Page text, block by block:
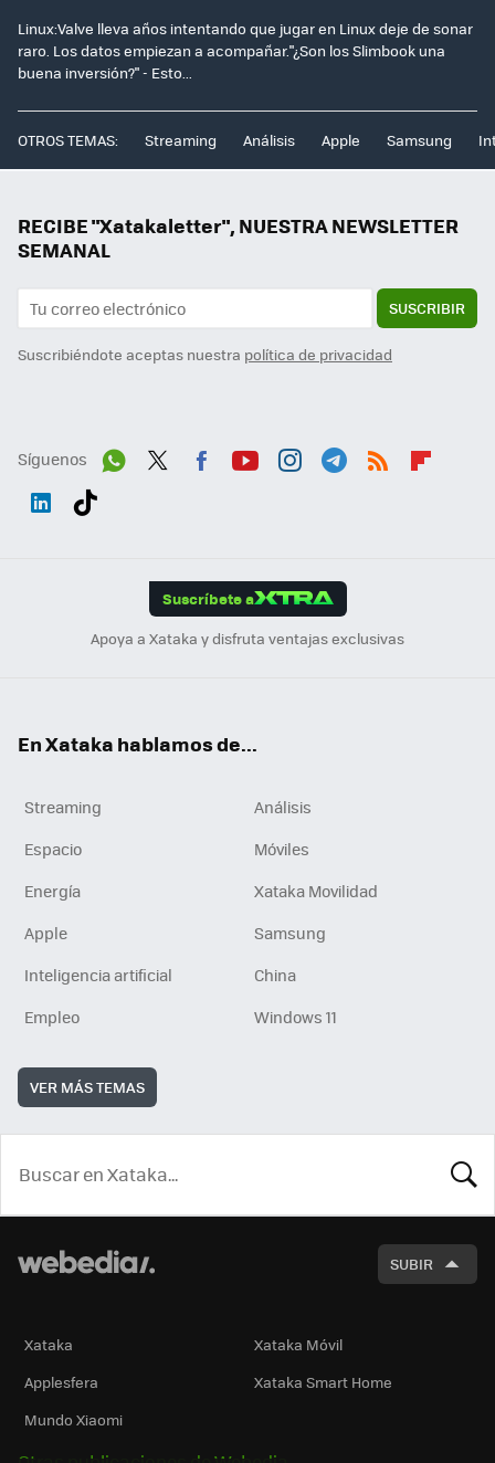
Linux:Valve lleva años intentando que jugar en Linux deje de sonar
raro. Los datos empiezan a acompañar."¿Son los Slimbook una
buena inversión?" - Esto...
OTROS TEMAS: Streaming Análisis Apple Samsung
RECIBE "Xatakaletter", NUESTRA NEWSLETTER
SEMANAL
SUSCRIBIR
Suscribiéndote aceptas nuestra política de privacidad
Síguenos
Suscríbete a
Apoya a Xataka y disfruta ventajas exclusivas
En Xataka hablamos de...
Streaming
Análisis
Espacio
Móviles
Energía
Xataka Movilidad
Apple
Samsung
Inteligencia artificial
China
Empleo
Windows 11
VER MÁS TEMAS
SUBIR
Xataka
Xataka Móvil
Applesfera
Xataka Smart Home
Mundo Xiaomi